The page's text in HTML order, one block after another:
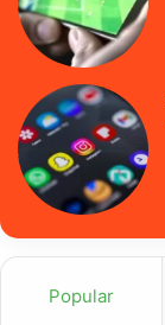
Popular